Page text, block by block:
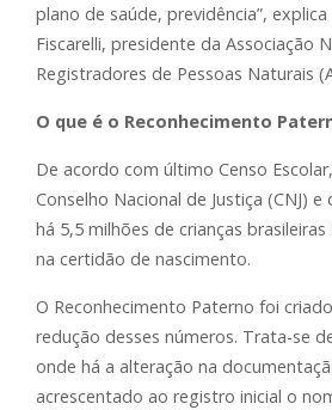
plano de saúde, previdência”,
Fiscarelli, presidente da Associação
Registradores de Pessoas Naturais
O que é o Reconhecimento
De acordo com último Censo
Conselho Nacional de Justiça (CNJ)
há 5,5 milhões de crianças
na certidão de nascimento.
O Reconhecimento Paterno foi
redução desses números. Trata-se
onde há a alteração na
acrescentado ao registro inicial o